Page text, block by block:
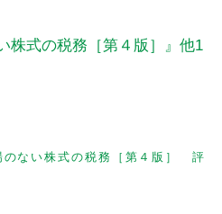
株式の税務［第４版］』他1
のない株式の税務［第４版］ 評